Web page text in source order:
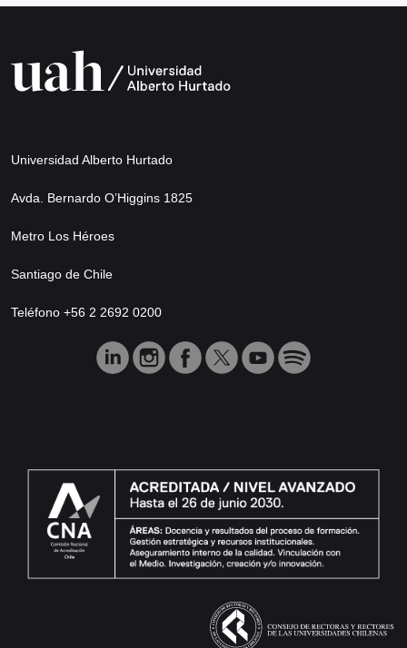
Universidad Alberto Hurtado
Avda. Bernardo O’Higgins 1825
Metro Los Héroes
Santiago de Chile
Teléfono +56 2 2692 0200